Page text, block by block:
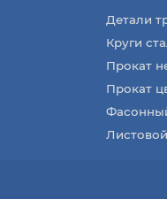
Детали
Круги
Прокат
Прокат